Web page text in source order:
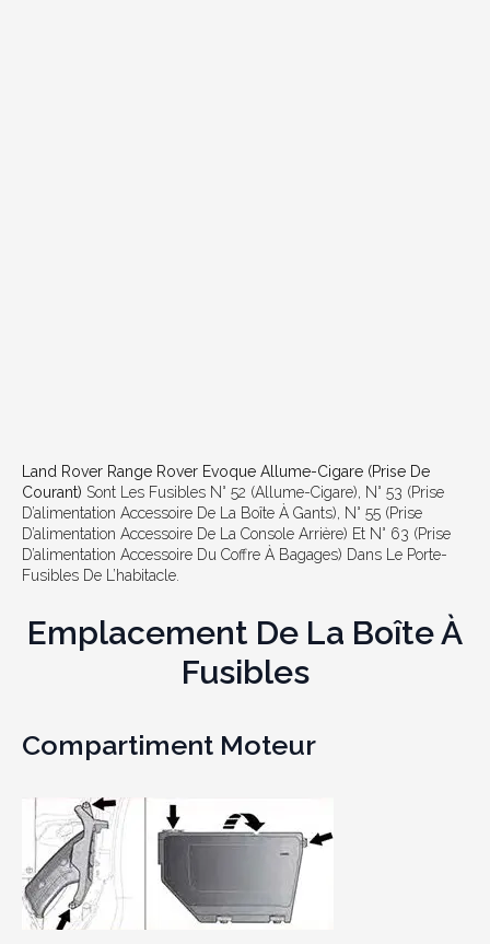
Land Rover Range Rover Evoque Allume-Cigare (prise De
Courant) Sont Les Fusibles N° 52 (allume-Cigare), N° 53 (prise
D’alimentation Accessoire De La Boîte À Gants), N° 55 (prise
D’alimentation Accessoire De La Console Arrière) Et N° 63 (prise
D’alimentation Accessoire Du Coffre À Bagages) Dans Le Porte-
Fusibles De L’habitacle.
Emplacement De La Boîte À
Fusibles
Compartiment Moteur